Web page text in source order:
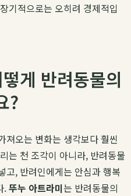
기적으로는 오히려 경제적입
게 반려동물의
?
져오는 변화는 생각보다 훨씬
는 천 조각이 아니라, 반려동물
고, 반려인에게는 안심과 행복
.뚜누 아트라미는 반려동물의